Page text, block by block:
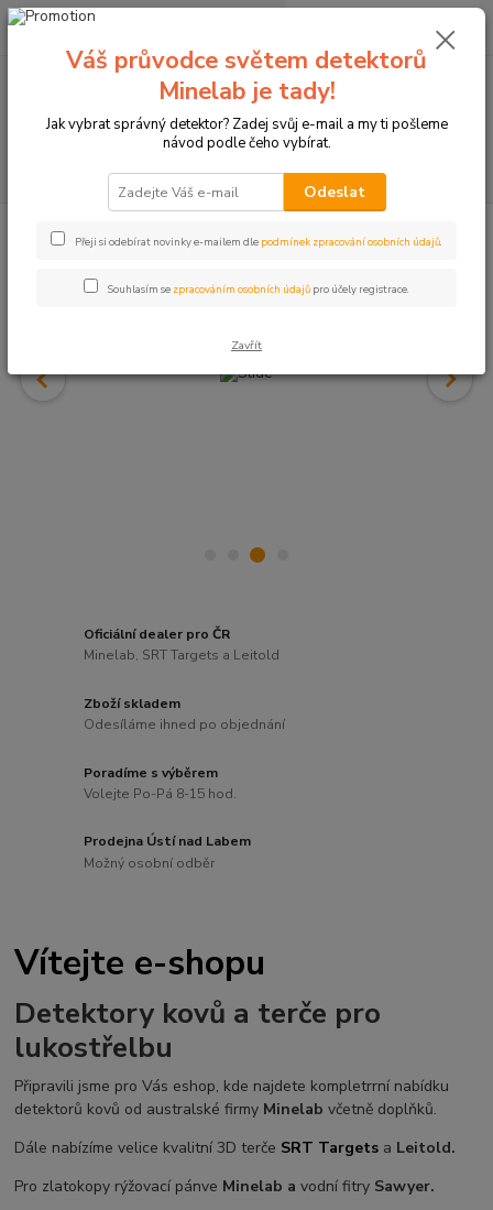
+420774877333
0 Kč
Oficiální dealer pro ČR
Minelab, SRT Targets a Leitold
Zboží skladem
Odesíláme ihned po objednání
Poradíme s výběrem
Volejte Po-Pá 8-15 hod.
Prodejna Ústí nad Labem
Možný osobní odběr
Vítejte e-shopu
Detektory kovů a terče pro
lukostřelbu
Připravili jsme pro Vás eshop, kde najdete kompletrrní nabídku
detektorů kovů od australské firmy Minelabvčetně doplňků.
Dále nabízíme velice kvalitní 3D terče SRT Targets a Leitold.
Pro zlatokopy rýžovací pánve Minelab avodní fitry Sawyer.
Váš průvodce světem detektorů
Minelab je tady!
Jak vybrat správný detektor? Zadej svůj e-mail a my ti pošleme
návod podle čeho vybírat.
Odeslat
Přeji si odebírat novinky e-mailem dle podmínek zpracování osobních údajů.
Souhlasím se zpracováním osobních údajů pro účely registrace.
Zavřít